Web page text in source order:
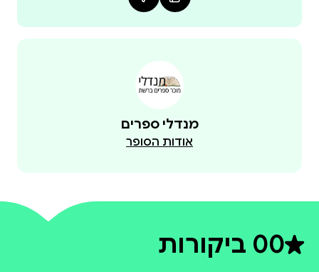
וקולחת, של ההגות וההוגים סביב אחת התופעות המכ
מנדלי ספרים
אודות הסופר
0דירוג ממוצע 0 מתוך 5
0 ביקורות